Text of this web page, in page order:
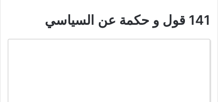
141 قول و حكمة عن السياسي